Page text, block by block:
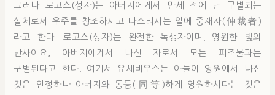
그러나 로고스(성자)는 아버지에게서 만세 전에 난 구별되는
실체로서 우주를 창조하시고 다스리시는 일에 중재자(仲裁者)
라고 한다. 로고스(성자)는 완전한 독생자이며, 영원한 빛의
반사이요, 아버지에게서 나신 자로서 모든 피조물과는
구별된다고 한다. 여기서 유세비우스는 아들이 영원에서 나신
것은 인정하나 아버지와 동등(同等)하게 영원하시다는 것은